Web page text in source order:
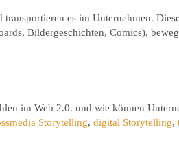
es im Unternehmen.
Bildergeschichten, Comics),
im Web 2.0. und wie können
Storytelling, digital Storytelling,